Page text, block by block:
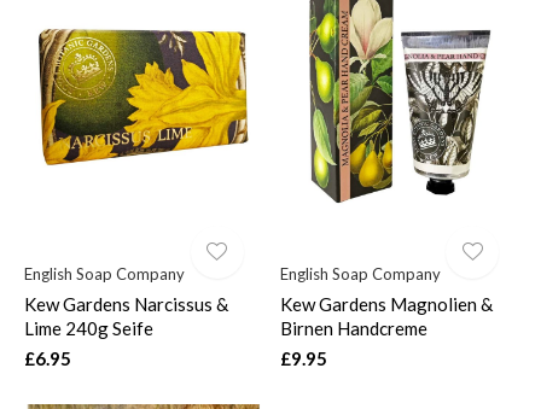
English Soap Company
Kew Gardens Narcissus &
Lime 240g Seife
£6.95
English Soap Company
Kew Gardens Magnolien &
Birnen Handcreme
£9.95